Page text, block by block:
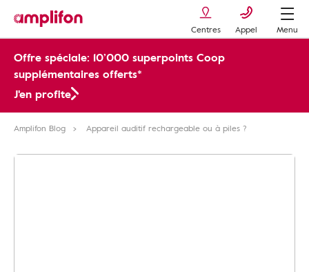
Centres Appel Menu
Offre spéciale: 10’000 superpoints Coop
supplémentaires offerts*
J'en profite
Amplifon Blog Appareil auditif rechargeable ou à piles ?